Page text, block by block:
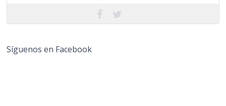
Síguenos en Facebook